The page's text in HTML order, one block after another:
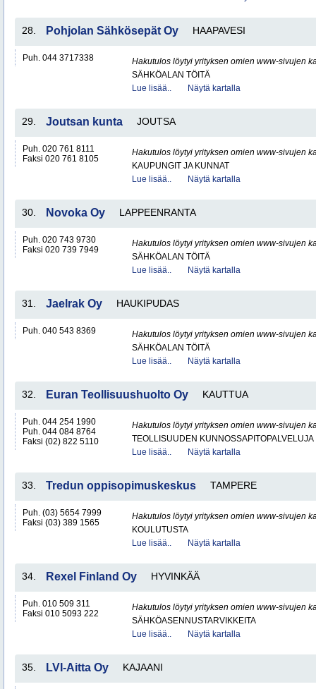
28. Pohjolan Sähkösepät Oy HAAPAVESI
Puh. 044 3717338
Hakutulos löytyi yrityksen omien www-sivujen
SÄHKÖALAN TÖITÄ
Lue lisää..
Näytä kartalla
29. Joutsan kunta JOUTSA
Puh. 020 761 8111
Faksi 020 761 8105
Hakutulos löytyi yrityksen omien www-sivujen
KAUPUNGIT JA KUNNAT
Lue lisää..
Näytä kartalla
30. Novoka Oy LAPPEENRANTA
Puh. 020 743 9730
Faksi 020 739 7949
Hakutulos löytyi yrityksen omien www-sivujen
SÄHKÖALAN TÖITÄ
Lue lisää..
Näytä kartalla
31. Jaelrak Oy HAUKIPUDAS
Puh. 040 543 8369
Hakutulos löytyi yrityksen omien www-sivujen
SÄHKÖALAN TÖITÄ
Lue lisää..
Näytä kartalla
32. Euran Teollisuushuolto Oy KAUTTUA
Puh. 044 254 1990
Puh. 044 084 8764
Faksi (02) 822 5110
Hakutulos löytyi yrityksen omien www-sivujen
TEOLLISUUDEN KUNNOSSAPITOPALVELUJA
Lue lisää..
Näytä kartalla
33. Tredun oppisopimuskeskus TAMPERE
Puh. (03) 5654 7999
Faksi (03) 389 1565
Hakutulos löytyi yrityksen omien www-sivujen
KOULUTUSTA
Lue lisää..
Näytä kartalla
34. Rexel Finland Oy HYVINKÄÄ
Puh. 010 509 311
Faksi 010 5093 222
Hakutulos löytyi yrityksen omien www-sivujen
SÄHKÖASENNUSTARVIKKEITA
Lue lisää..
Näytä kartalla
35. LVI-Aitta Oy KAJAANI